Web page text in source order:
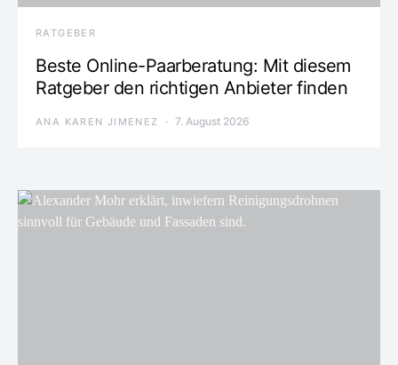
RATGEBER
Beste Online-Paarberatung: Mit diesem
Ratgeber den richtigen Anbieter finden
ANA KAREN JIMENEZ 7. August 2026